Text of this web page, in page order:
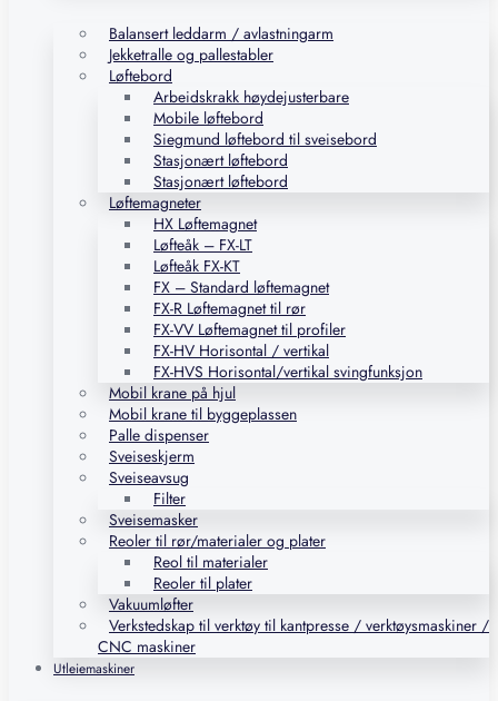
Balansert leddarm / avlastningarm
Jekketralle og pallestabler
Løftebord
Arbeidskrakk høydejusterbare
Mobile løftebord
Siegmund løftebord til sveisebord
Stasjonært løftebord
Stasjonært løftebord
Løftemagneter
HX Løftemagnet
Løfteåk – FX-LT
Løfteåk FX-KT
FX – Standard løftemagnet
FX-R Løftemagnet til rør
FX-VV Løftemagnet til profiler
FX-HV Horisontal / vertikal
FX-HVS Horisontal/vertikal svingfunksjon
Mobil krane på hjul
Mobil krane til byggeplassen
Palle dispenser
Sveiseskjerm
Sveiseavsug
Filter
Sveisemasker
Reoler til rør/materialer og plater
Reol til materialer
Reoler til plater
Vakuumløfter
Verkstedskap til verktøy til kantpresse / verktøysmaskiner /
CNC maskiner
Utleiemaskiner